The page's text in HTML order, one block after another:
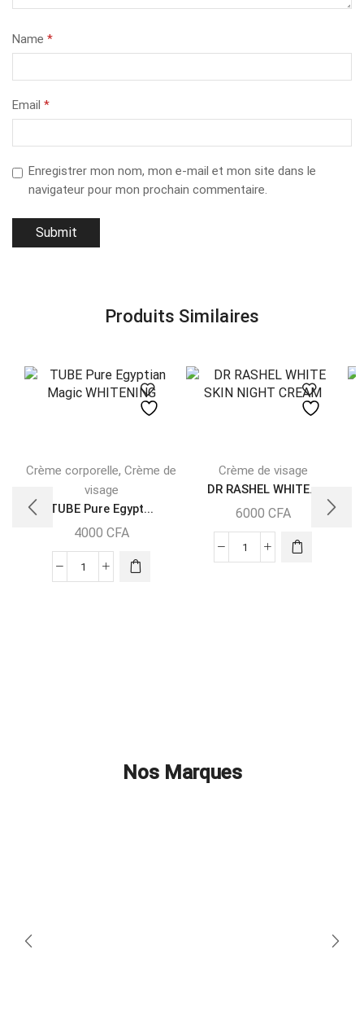
Name *
Email *
Enregistrer mon nom, mon e-mail et mon site dans le
navigateur pour mon prochain commentaire.
Produits Similaires
Crème corporelle, Crème de
visage
TUBE Pure Egypt...
4000 CFA
Crème de visage
DR RASHEL WHITE...
6000 CFA
Nos Marques